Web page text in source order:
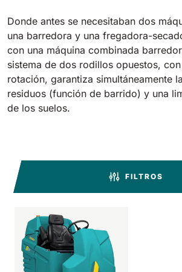
550 mm 2200 m²/
E51
530 mm 2280 m²/
E81
810 mm
1055 mm 5800
Rider 1201
1200 mm 10200
Magnum
1570 mm
Donde antes se necesitaban dos
una barredora y una fregadora-
con una máquina combinada
sistema de dos rodillos opuestos,
rotación, garantiza simultáneamente
residuos (función de barrido) y una
de los suelos.
FILTROS